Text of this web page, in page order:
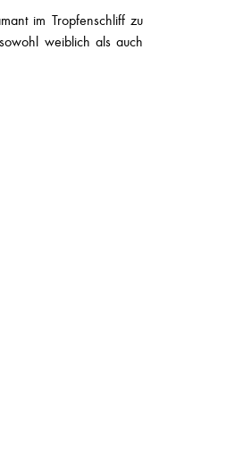
im Tropfenschliff zu
sowohl weiblich als auch